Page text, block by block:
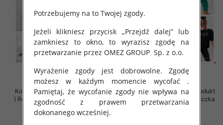
Komplet damskie (Polska produkt
) Roz Standard , Mix Kolor Paczka
5 szt
Komplet damskie (Polska produkt
) Roz Standard, Mix Kolor Paczka
5 szt
Potrzebujemy na to Twojej zgody.
Jeżeli klikniesz przycisk „Przejdź dalej” lub
zamkniesz to okno, to wyrazisz zgodę na
przetwarzanie przez OMEZ GROUP Sp. z o.o.
Wyrażenie zgody jest dobrowolne. Zgodę
możesz w każdym momencie wycofać .
Pamiętaj, że wycofanie zgody nie wpływa na
zgodność z prawem przetwarzania
dokonanego wcześniej.